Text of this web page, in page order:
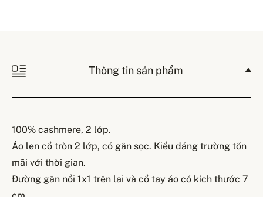
Thông tin sản phẩm
100% cashmere, 2 lớp.
Áo len cổ tròn 2 lớp, có gân sọc. Kiểu dáng trường tồn
mãi với thời gian.
Đường gân nổi 1x1 trên lai và cổ tay áo có kích thước 7